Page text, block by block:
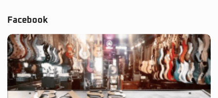
Facebook